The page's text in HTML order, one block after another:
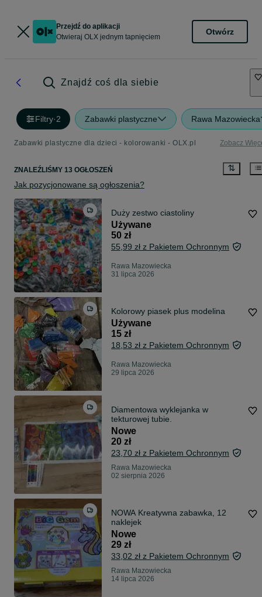
Przejdź do aplikacji
Otwieraj OLX jednym tapnięciem
Otwórz
Znajdź coś dla siebie
Filtry·2 Zabawki plastyczne Rawa Mazowiecka
Zabawki plastyczne dla dzieci - kolorowanki - OLX.pl Zobacz
ZNALEŹLIŚMY 13 OGŁOSZEŃ
Jak pozycjonowane są ogłoszenia?
Duży zestwo ciastoliny
Używane
50 zł
55,99 zł z Pakietem Ochronnym
Rawa Mazowiecka
31 lipca 2026
Kolorowy piasek plus modelina
Używane
15 zł
18,53 zł z Pakietem Ochronnym
Rawa Mazowiecka
29 lipca 2026
Diamentowa wyklejanka w
tekturowej tubie.
Nowe
20 zł
23,70 zł z Pakietem Ochronnym
Rawa Mazowiecka
02 sierpnia 2026
NOWA Kreatywna zabawka, 12
naklejek
Nowe
29 zł
33,02 zł z Pakietem Ochronnym
Rawa Mazowiecka
14 lipca 2026